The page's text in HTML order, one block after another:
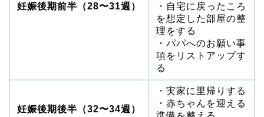
妊娠後期前半（28〜31週）
・自宅に戻ったころ
を想定した部屋の整
理をする
・パパへのお願い事
項をリストアップす
る
妊娠後期後半（32〜34週）
・実家に里帰りする
・赤ちゃんを迎える